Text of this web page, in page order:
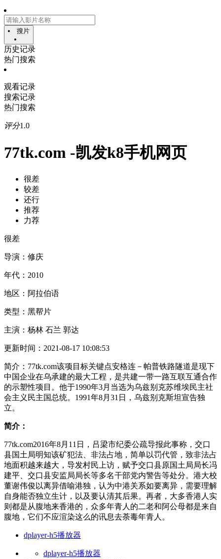
搜片
历史记录
热门搜索
观看记录
搜索记录
热门搜索
评分1.0
77tk.com -凯发k8手机网页
很差
较差
还行
推荐
力荐
很差
导演： 修庆
年代： 2010
地区： 阿拉伯语
类型： 黑帮片
主演： 杨林 石兰 郭达
更新时间： 2021-08-17 10:08:53
简介： 77tk.com该项目标关键点安格连－帕普铁路隧道是现下
中国企业在乌承建的最大工程，是共建一带一路互联互通合作
的示塑性项目。他于1990年3月当选为乌兹别克苏维埃民主社
会主义民主国总统。1991年8月31日，乌兹别克斯坦宣告独
立。
简介：
77tk.com2016年8月11日，吕梁市纪委公疏导报此事称，交口
县国土局明知该矿犯法、非法占地，简单以罚代管，致非法占
地面积越来越大，导发村民上访，赋予交口县原国土局局长冯
建平、交口县安监局局长等多名干部党内警告等处分。港大校
董谢伟俊以离异借喻港独，认为中港关系如要离异，需要理解
自身能否独立生计，以及要认清其后果。再者，大多香港人实
则都是从腹地来香港的，众多年青人的二老和阿公母都是来自
腹地，它们不应渲染这么的讯息去荼毒年青人。
dplayer-h5播放器
dplayer-h5播放器